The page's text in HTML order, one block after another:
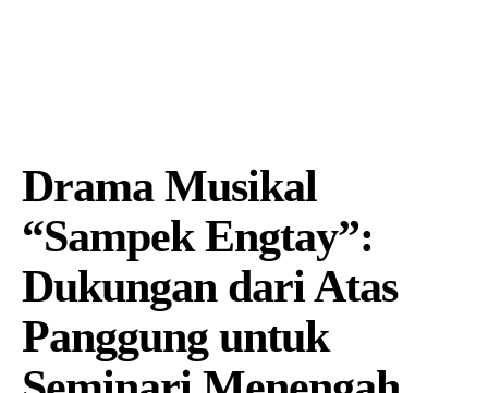
Drama Musikal
“Sampek Engtay”:
Dukungan dari Atas
Panggung untuk